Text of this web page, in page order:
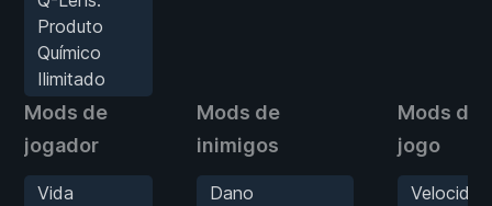
Produto
Químico
Ilimitado
Mods de
jogador
Vida
Mods de
inimigos
Dano
Mods de
jogo